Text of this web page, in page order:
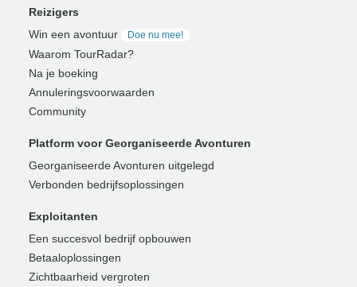
Reizigers
Win een avontuur
Doe nu mee!
Waarom TourRadar?
Na je boeking
Annuleringsvoorwaarden
Community
Platform voor Georganiseerde Avonturen
Georganiseerde Avonturen uitgelegd
Verbonden bedrijfsoplossingen
Exploitanten
Een succesvol bedrijf opbouwen
Betaaloplossingen
Zichtbaarheid vergroten